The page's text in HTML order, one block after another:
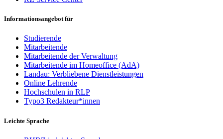
Informationsangebot für
Studierende
Mitarbeitende
Mitarbeitende der Verwaltung
Mitarbeitende im Homeoffice (AdA)
Landau: Verbliebene Dienstleistungen
Online Lehrende
Hochschulen in RLP
Typo3 Redakteur*innen
Leichte Sprache